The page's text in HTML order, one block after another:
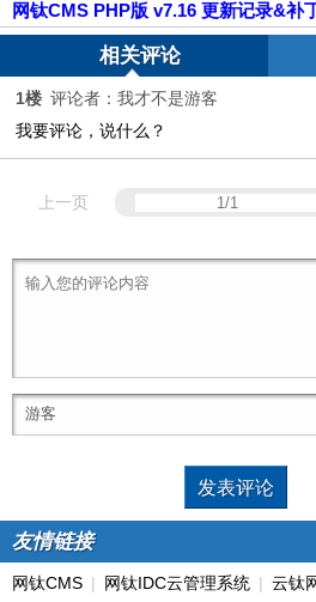
网钛CMS PHP版 v7.16 更新记录&补
相关评论
1楼 评论者：我才不是游客
我要评论，说什么？
上一页
友情链接
网钛CMS | 网钛IDC云管理系统 | 云钛